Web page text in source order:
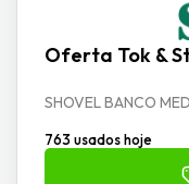
Oferta Tok &
SHOVEL BANCO
763 usados hoje